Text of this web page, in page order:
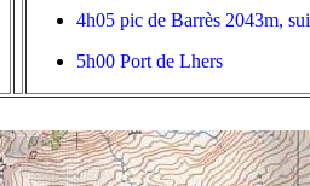
4h05 pic de Barrès 2043m,
5h00 Port de Lhers